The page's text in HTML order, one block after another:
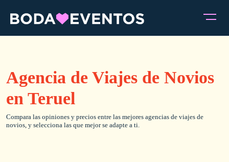
Agencia de Viajes de Novios
en Teruel
Compara las opiniones y precios entre las mejores agencias de viajes de
novios, y selecciona las que mejor se adapte a ti.